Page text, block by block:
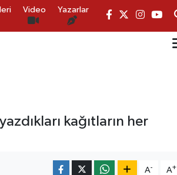
Video Yazarlar
kağıtların her
A- A+